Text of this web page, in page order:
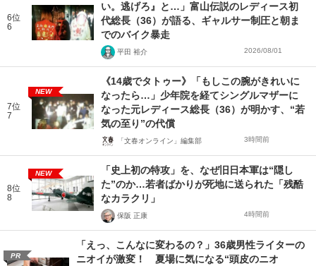
6位
6
い。逃げろ』と…」富山伝説のレディース初
代総長（36）が語る、ギャルサー制圧と朝ま
でのバイク暴走
平田 裕介 2026/08/01
7位
7
NEW
《14歳でタトゥー》「もしこの腕がきれいに
なったら…」少年院を経てシングルマザーに
なった元レディース総長（36）が明かす、“若
気の至り”の代償
「文春オンライン」編集部 3時間前
8位
8
NEW
「史上初の特攻」を、なぜ旧日本軍は“隠し
た”のか…若者ばかりが死地に送られた「残酷
なカラクリ」
保阪 正康 4時間前
PR
「えっ、こんなに変わるの？」36歳男性ライターの
ニオイが激変！ 夏場に気になる“頭皮のニオ